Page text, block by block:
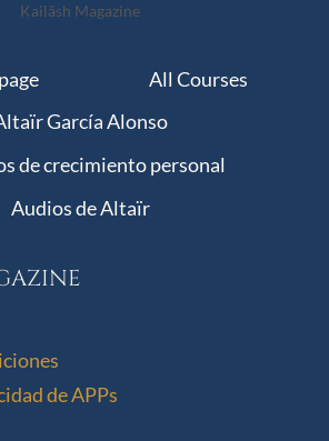
Kailãsh Magazine
All Courses
García Alonso
de crecimiento personal
Audios de Altaïr
de APPs